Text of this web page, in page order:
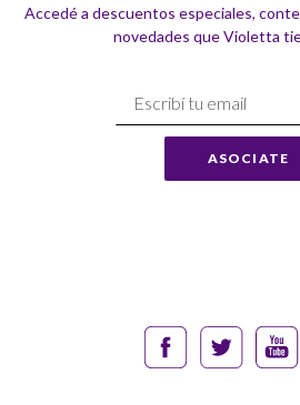
Accedé a descuentos especiales,
novedades que Violetta
Suscríbase
ASOCIATE